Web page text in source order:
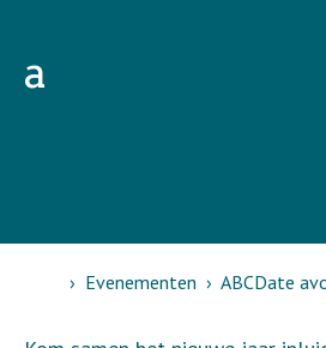
a
HomeEvenementen ABCDate